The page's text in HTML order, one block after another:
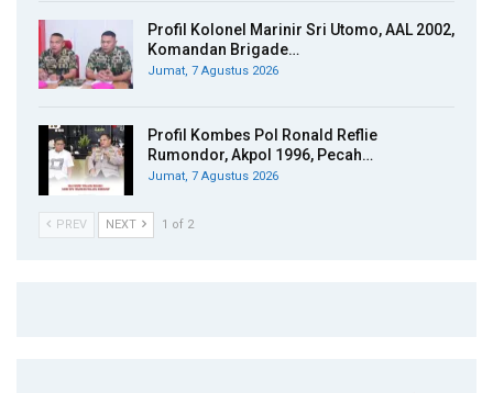
Profil Kolonel Marinir Sri Utomo, AAL 2002,
Komandan Brigade…
Jumat, 7 Agustus 2026
Profil Kombes Pol Ronald Reflie
Rumondor, Akpol 1996, Pecah…
Jumat, 7 Agustus 2026
PREV NEXT 1 of 2